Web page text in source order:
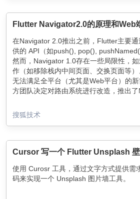
Flutter Navigator2.0的原理和Web
在Navigator 2.0推出之前，Flutter主要
供的 API（如push(), pop(),
然而，Navigator 1.0存在一些局限性，
作（如移除栈内中间页面、交换页面等
无法满足全平台（尤其是Web平台）的
方团队决定对路由系统进行改造，推出了
搜狐技术
Cursor 写一个 Flutter Unsplash
使用 Curosr 工具，通过文字方式提供需
码来实现一个 Unsplash 图片墙工具。